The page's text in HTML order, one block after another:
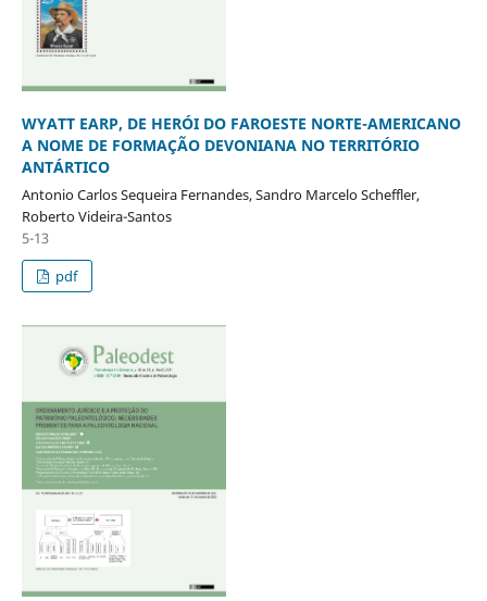
WYATT EARP, DE HERÓI DO FAROESTE NORTE-AMERICANO
A NOME DE FORMAÇÃO DEVONIANA NO TERRITÓRIO
ANTÁRTICO
Antonio Carlos Sequeira Fernandes, Sandro Marcelo Scheffler,
Roberto Videira-Santos
5-13
pdf